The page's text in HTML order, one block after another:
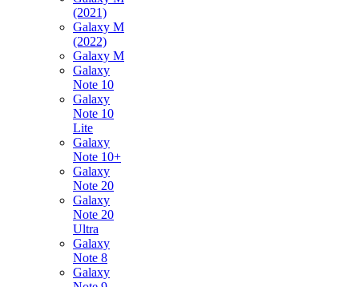
(2021)
Galaxy M
(2022)
Galaxy M
Galaxy
Note 10
Galaxy
Note 10
Lite
Galaxy
Note 10+
Galaxy
Note 20
Galaxy
Note 20
Ultra
Galaxy
Note 8
Galaxy